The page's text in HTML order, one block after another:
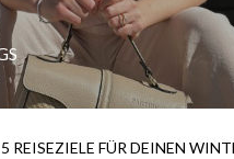
5 REISEZIELE FÜR DEINEN